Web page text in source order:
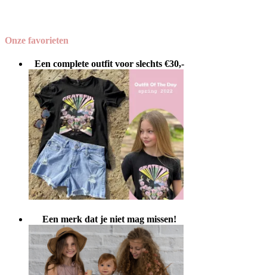
Onze favorieten
Een complete outfit voor slechts €30,-
Een merk dat je niet mag missen!